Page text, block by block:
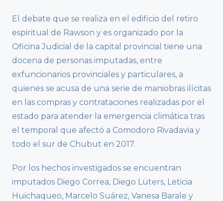
El debate que se realiza en el edificio del retiro
espiritual de Rawson y es organizado por la
Oficina Judicial de la capital provincial tiene una
docena de personas imputadas, entre
exfuncionarios provinciales y particulares, a
quienes se acusa de una serie de maniobras ilícitas
en las compras y contrataciones realizadas por el
estado para atender la emergencia climática tras
el temporal que afectó a Comodoro Rivadavia y
todo el sur de Chubut en 2017.
Por los hechos investigados se encuentran
imputados Diego Correa, Diego Lüters, Leticia
Huichaqueo, Marcelo Suárez, Vanesa Barale y